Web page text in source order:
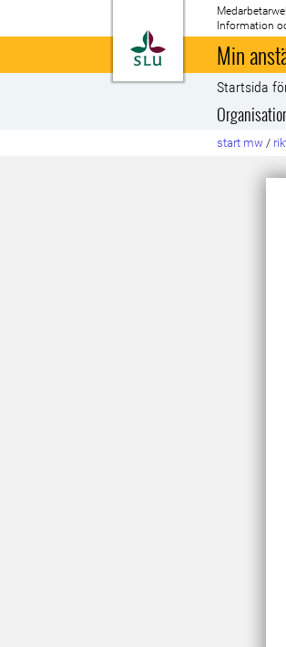
Till startsida
Information
Min
Startsida
start mw /